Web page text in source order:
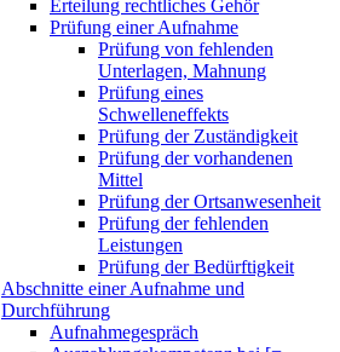
Erteilung rechtliches Gehör
Prüfung einer Aufnahme
Prüfung von fehlenden
Unterlagen, Mahnung
Prüfung eines
Schwelleneffekts
Prüfung der Zuständigkeit
Prüfung der vorhandenen
Mittel
Prüfung der Ortsanwesenheit
Prüfung der fehlenden
Leistungen
Prüfung der Bedürftigkeit
Abschnitte einer Aufnahme und
Durchführung
Aufnahmegespräch